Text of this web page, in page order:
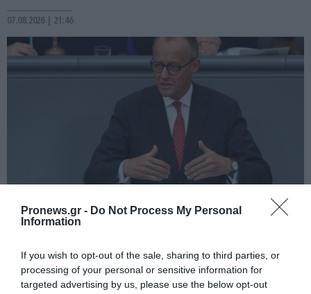
Pronews.gr - Do Not Process My Personal
Information
If you wish to opt-out of the sale, sharing to third parties, or
processing of your personal or sensitive information for
targeted advertising by us, please use the below opt-out
07.08.2026 | 21:46
PRONEWS.GR /ΔΙΕΘΝΗΣ ΑΣΦΑΛΕΙΑ
Μερτς – Ποιοι κρύβονται πίσω από το
παραποιημένο βίντεο